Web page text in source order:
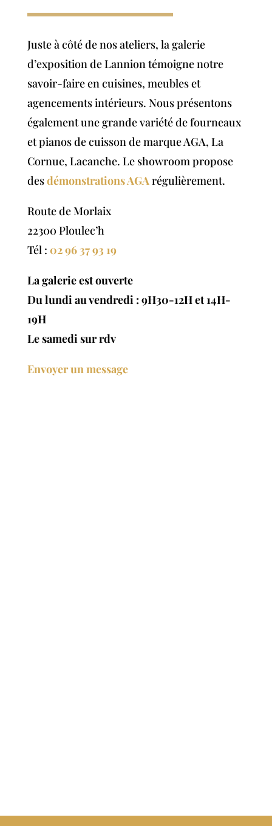
Juste à côté de nos ateliers, la galerie
d’exposition de Lannion témoigne notre
savoir-faire en cuisines, meubles et
agencements intérieurs. Nous présentons
également une grande variété de fourneaux
et pianos de cuisson de marque AGA, La
Cornue, Lacanche. Le showroom propose
desdémonstrations AGA régulièrement.
Route de Morlaix
22300 Ploulec’h
Tél : 02 96 37 93 19
La galerie est ouverte
Du lundi au vendredi : 9H30-12H et 14H-
19H
Le samedi sur rdv
Envoyer un message